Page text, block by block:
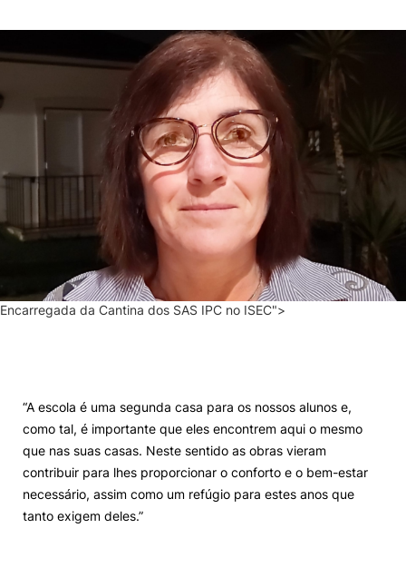
Encarregada da Cantina dos SAS IPC no ISEC">
“A escola é uma segunda casa para os nossos alunos e,
como tal, é importante que eles encontrem aqui o mesmo
que nas suas casas. Neste sentido as obras vieram
contribuir para lhes proporcionar o conforto e o bem-estar
necessário, assim como um refúgio para estes anos que
tanto exigem deles.”